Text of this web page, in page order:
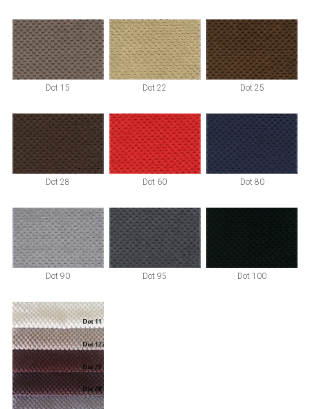
Dot 15 Dot 22 Dot 25
Dot 28 Dot 60 Dot 80
Dot 90 Dot 95 Dot 100